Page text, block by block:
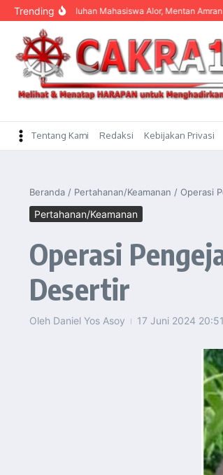
content
Trending
Keluhan Mahasiswa Alor, Mentan Amran
Tentang Kami Redaksi Kebijakan Privasi
Beranda / Pertahanan/Keamanan / Operasi
Pertahanan/Keamanan
Operasi
Desertir
Oleh Daniel Yos Asoy 17 Juni 2024 20:51